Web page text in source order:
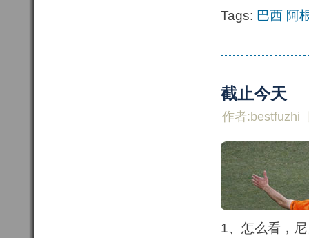
Tags: 巴西 阿
截止今天
作者:bestfuzhi
1、怎么看，